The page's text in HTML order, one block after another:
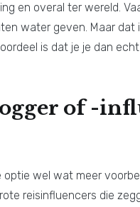
en overal ter wereld.
water geven. Maar dat
is dat je je dan
of -
wel wat meer
reisinfluencers die